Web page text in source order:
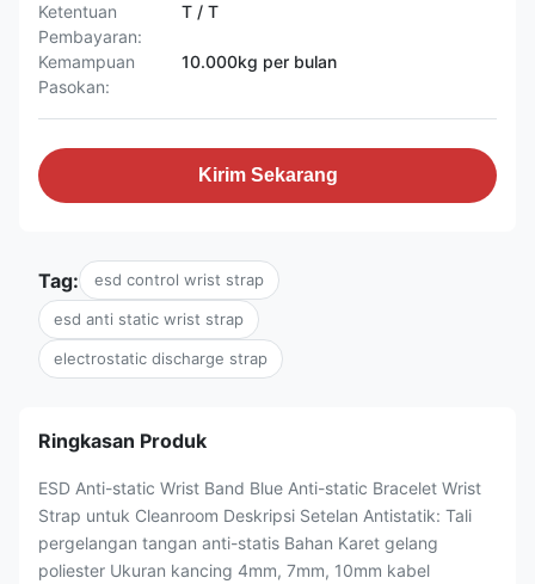
Ketentuan
Pembayaran:
T / T
Kemampuan
Pasokan:
10.000kg per bulan
Kirim Sekarang
Tag: esd control wrist strap
esd anti static wrist strap
electrostatic discharge strap
Ringkasan Produk
ESD Anti-static Wrist Band Blue Anti-static Bracelet Wrist
Strap untuk Cleanroom Deskripsi Setelan Antistatik: Tali
pergelangan tangan anti-statis Bahan Karet gelang
poliester Ukuran kancing 4mm, 7mm, 10mm kabel